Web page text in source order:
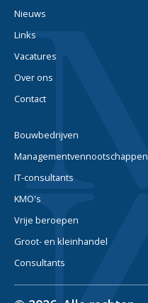
Nieuws
Links
Vacatures
Over ons
Contact
Bouwbedrijven
Managementvennootschappen
IT-consultants
KMO's
Vrije beroepen
Groot- en kleinhandel
Consultants